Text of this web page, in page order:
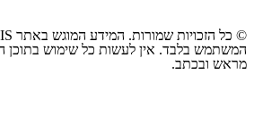
המשתמש בלבד. אין לעשות כל שימוש בתוכן
מראש ובכתב.